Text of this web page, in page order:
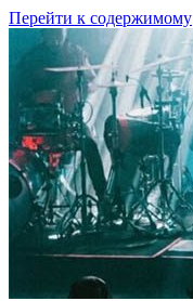
Перейти к содержимому